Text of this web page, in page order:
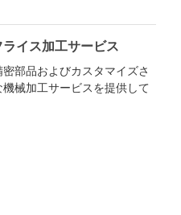
イス加工サービス
部品およびカスタマイズさ
械加工サービスを提供して